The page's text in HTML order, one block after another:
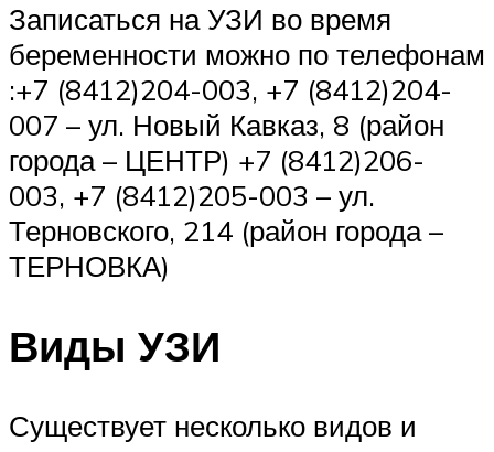
Записаться на УЗИ во время
беременности можно по телефонам
:+7 (8412)204-003, +7 (8412)204-
007 – ул. Новый Кавказ, 8 (район
города – ЦЕНТР) +7 (8412)206-
003, +7 (8412)205-003 – ул.
Терновского, 214 (район города –
ТЕРНОВКА)
Виды УЗИ
Существует несколько видов и